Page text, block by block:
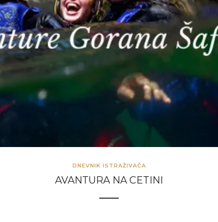
DNEVNIK ISTRAŽIVAČA
AVANTURA NA CETINI